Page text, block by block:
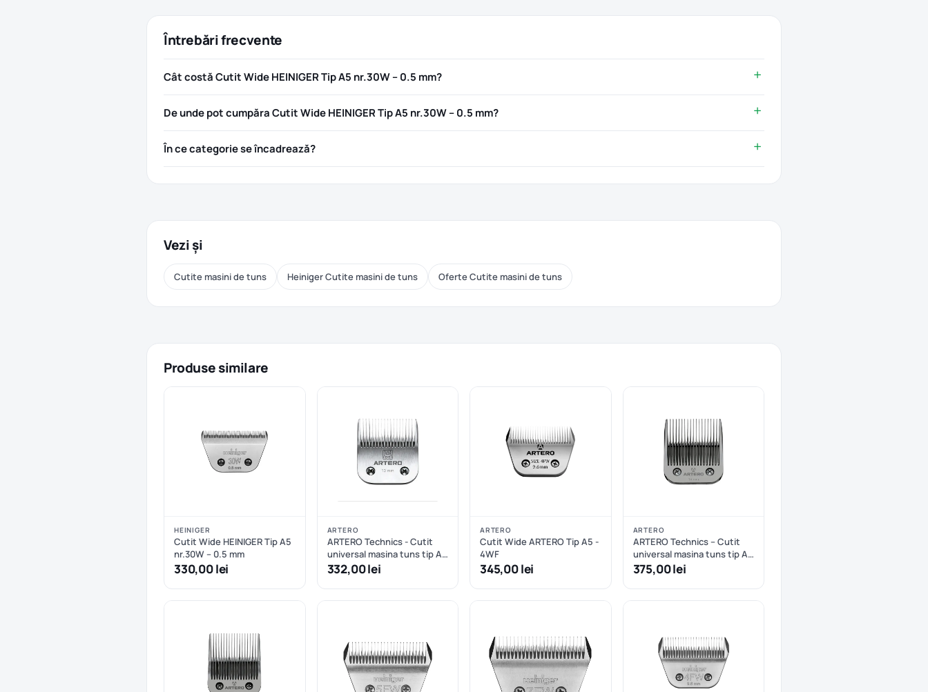
Întrebări frecvente
Cât costă Cutit Wide HEINIGER Tip A5 nr.30W – 0.5 mm?
De unde pot cumpăra Cutit Wide HEINIGER Tip A5 nr.30W – 0.5 mm?
În ce categorie se încadrează?
Vezi și
Cutite masini de tuns Heiniger Cutite masini de tuns Oferte Cutite masini de tuns
Produse similare
HEINIGER
Cutit Wide HEINIGER Tip A5
nr.30W – 0.5 mm
330,00 lei
ARTERO
ARTERO Technics - Cutit
universal masina tuns tip A5
nr.3F - 13mm
332,00 lei
ARTERO
Cutit Wide ARTERO Tip A5 -
4WF
345,00 lei
ARTERO
ARTERO Technics – Cutit
universal masina tuns tip A5
nr.5/8 – 16mm
375,00 lei